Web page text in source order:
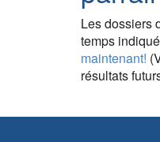
Les dossiers
temps
maintenant!
résultats